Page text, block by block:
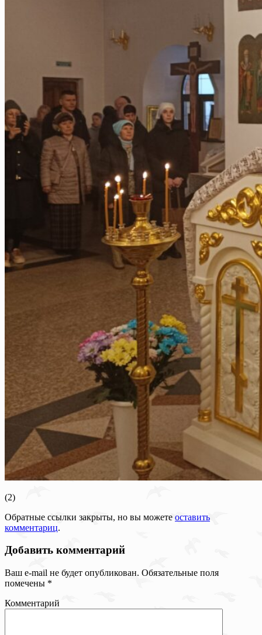
(2)
Обратные ссылки закрыты, но вы можете оставить
комментариц.
Добавить комментарий
Ваш e-mail не будет опубликован. Обязательные поля
помечены *
Комментарий